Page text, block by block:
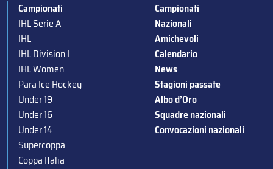
Campionati
IHL Serie A
IHL
IHL Division I
IHL Women
Para Ice Hockey
Under 19
Under 16
Under 14
Supercoppa
Coppa Italia
Campionati
Nazionali
Amichevoli
Calendario
News
Stagioni passate
Albo d’Oro
Squadre nazionali
Convocazioni nazionali